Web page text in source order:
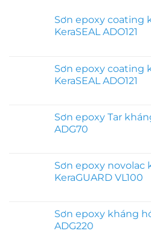
Sơn epoxy coating
KeraSEAL ADO121
Sơn epoxy coating
KeraSEAL ADO121
Sơn epoxy Tar
ADG70
Sơn epoxy novolac
KeraGUARD VL100
Sơn epoxy kháng
ADG220